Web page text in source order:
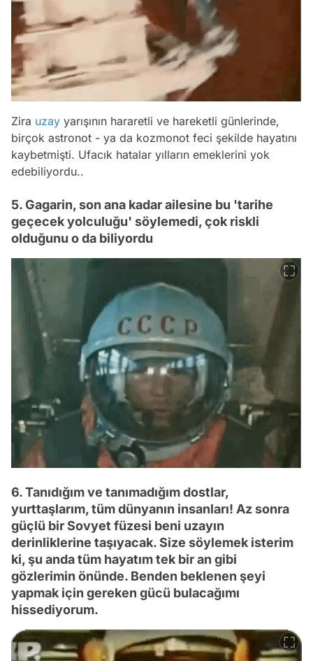
Zira uzay yarışının hararetli ve hareketli günlerinde,
birçok astronot - ya da kozmonot feci şekilde hayatını
kaybetmişti. Ufacık hatalar yılların emeklerini yok
edebiliyordu..
5. Gagarin, son ana kadar ailesine bu 'tarihe
geçecek yolculuğu' söylemedi, çok riskli
olduğunu o da biliyordu
6. Tanıdığım ve tanımadığım dostlar,
yurttaşlarım, tüm dünyanın insanları! Az sonra
güçlü bir Sovyet füzesi beni uzayın
derinliklerine taşıyacak. Size söylemek isterim
ki, şu anda tüm hayatım tek bir an gibi
gözlerimin önünde. Benden beklenen şeyi
yapmak için gereken gücü bulacağımı
hissediyorum.